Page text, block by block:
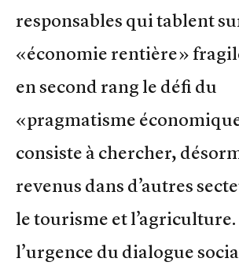
responsables qui tablent
«économie rentière»
en second rang le défi du
«pragmatisme
consiste à chercher,
revenus dans d’autres
le tourisme et
l’urgence du dialogue